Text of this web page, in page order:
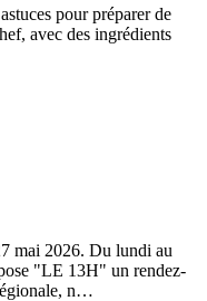
pour préparer de
avec des ingrédients
mai 2026. Du lundi au
"LE 13H" un rendez-
n…